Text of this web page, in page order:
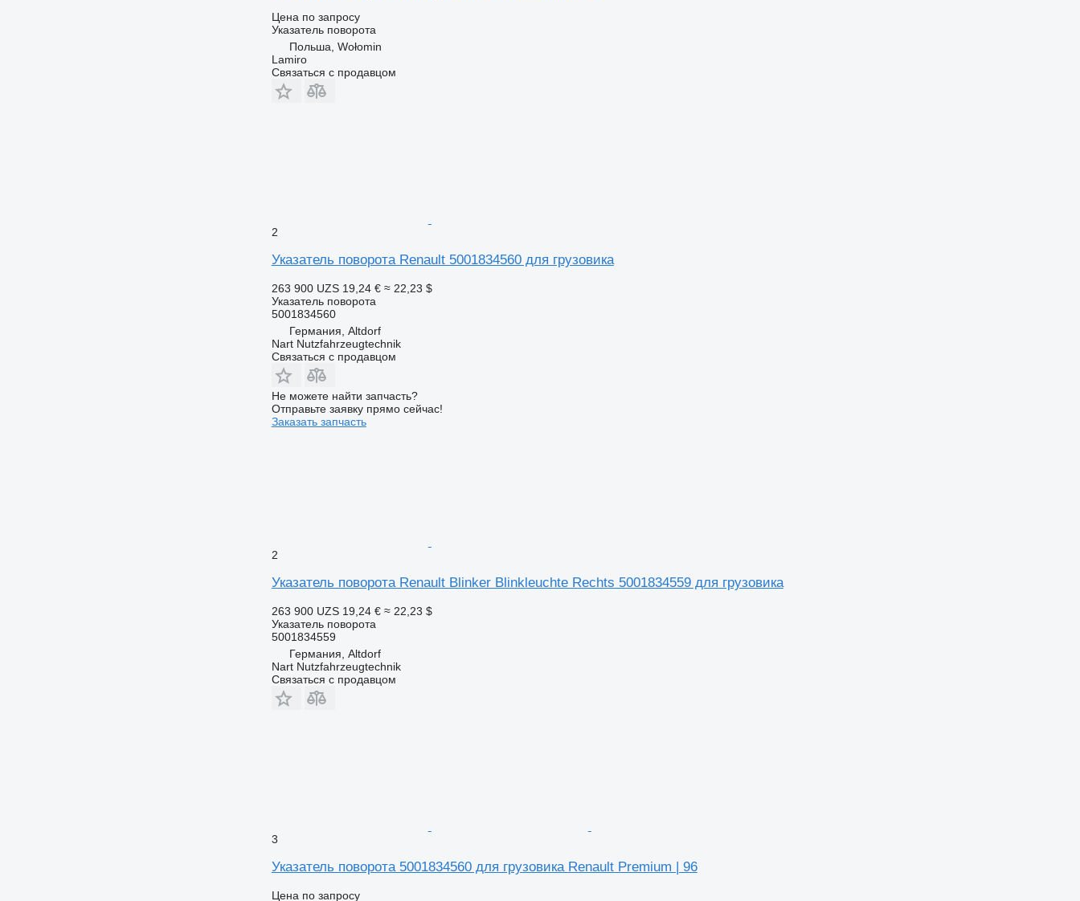
Цена по запросу
Указатель поворота
Польша, Wołomin
Lamiro
Связаться с продавцом
2
Указатель поворота Renault 5001834560 для грузовика
263 900 UZS 19,24 € ≈ 22,23 $
Указатель поворота
5001834560
Германия, Altdorf
Nart Nutzfahrzeugtechnik
Связаться с продавцом
Не можете найти запчасть?
Отправьте заявку прямо сейчас!
Заказать запчасть
2
Указатель поворота Renault Blinker Blinkleuchte Rechts 5001834559 для грузовика
263 900 UZS 19,24 € ≈ 22,23 $
Указатель поворота
5001834559
Германия, Altdorf
Nart Nutzfahrzeugtechnik
Связаться с продавцом
3
Указатель поворота 5001834560 для грузовика Renault Premium | 96
Цена по запросу